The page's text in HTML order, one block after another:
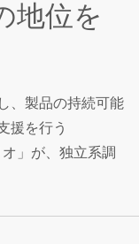
地位を
、製品の持続可能
援を行う
」が、独立系調